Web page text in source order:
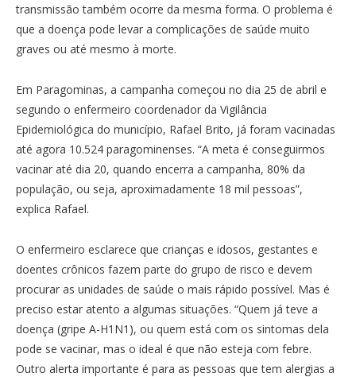
transmissão também ocorre da mesma forma. O problema é
que a doença pode levar a complicações de saúde muito
graves ou até mesmo à morte.
Em Paragominas, a campanha começou no dia 25 de abril e
segundo o enfermeiro coordenador da Vigilância
Epidemiológica do município, Rafael Brito, já foram vacinadas
até agora 10.524 paragominenses. “A meta é conseguirmos
vacinar até dia 20, quando encerra a campanha, 80% da
população, ou seja, aproximadamente 18 mil pessoas”,
explica Rafael.
O enfermeiro esclarece que crianças e idosos, gestantes e
doentes crônicos fazem parte do grupo de risco e devem
procurar as unidades de saúde o mais rápido possível. Mas é
preciso estar atento a algumas situações. “Quem já teve a
doença (gripe A-H1N1), ou quem está com os sintomas dela
pode se vacinar, mas o ideal é que não esteja com febre.
Outro alerta importante é para as pessoas que tem alergias a